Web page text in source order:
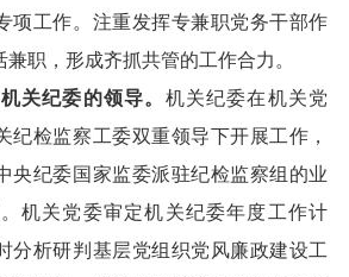
项工作。注重发挥专兼职党务干部作
职，形成齐抓共管的工作合力。
关纪委的领导。 机关纪委在机关党
纪检监察工委双重领导下开展工作，
央纪委国家监委派驻纪检监察组的业
机关党委审定机关纪委年度工作计
分析研判基层党组织党风廉政建设工